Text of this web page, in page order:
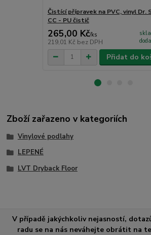
Čistící přípravek na PVC, vinyl Dr.
CC - PU čistič
265,00 Kč/ks
219,01 Kč bez DPH
Přidat do
Zboží zařazeno v kategoriích
Vinylové podlahy
LEPENÉ
LVT Dryback Floor
V případě jakýchkoliv nejasností,
radu se na nás neváhejte obrátit na